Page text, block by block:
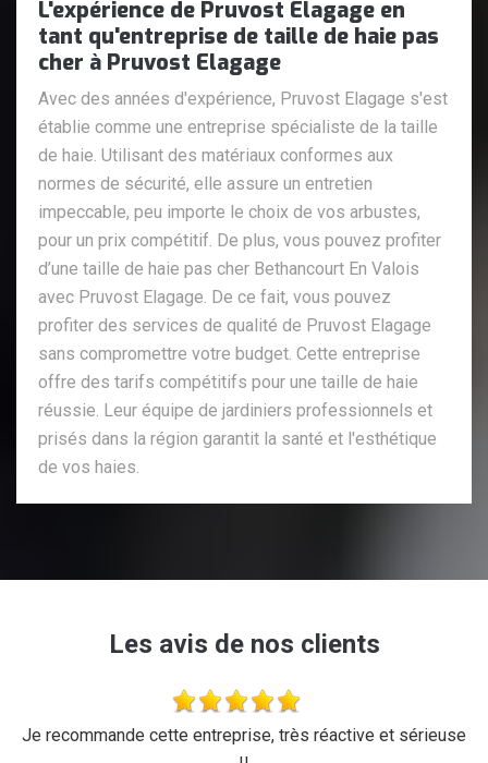
L'expérience de Pruvost Elagage en
tant qu'entreprise de taille de haie pas
cher à Pruvost Elagage
Avec des années d'expérience, Pruvost Elagage s'est
établie comme une entreprise spécialiste de la taille
de haie. Utilisant des matériaux conformes aux
normes de sécurité, elle assure un entretien
impeccable, peu importe le choix de vos arbustes,
pour un prix compétitif. De plus, vous pouvez profiter
d’une taille de haie pas cher Bethancourt En Valois
avec Pruvost Elagage. De ce fait, vous pouvez
profiter des services de qualité de Pruvost Elagage
sans compromettre votre budget. Cette entreprise
offre des tarifs compétitifs pour une taille de haie
réussie. Leur équipe de jardiniers professionnels et
prisés dans la région garantit la santé et l'esthétique
de vos haies.
Les avis de nos clients
Je recommande cette entreprise, très réactive et sérieuse